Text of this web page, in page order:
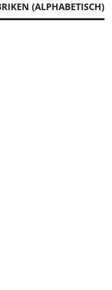
(ALPHABETISCH)